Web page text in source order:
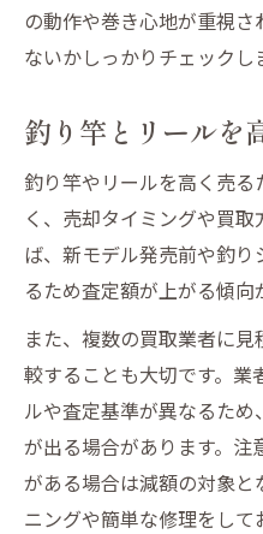
釣り具買取査定
出張や宅配買取を活
リールや釣り竿
釣り具買取業者
釣り具大量処分
宅配買取で釣り
釣り具を高値で手放
リール釣り竿の
れ
釣り具買取査定
釣り具買取で高
リール買取で納
の動作や巻き心地が重視
ないかしっかりチェックし
釣り竿とリールを
釣り竿やリールを高く売
く、売却タイミングや買
ば、新モデル発売前や釣
るため査定額が上がる傾向
また、複数の買取業者に
較することも大切です。業
ルや査定基準が異なるた
が出る場合があります。注
がある場合は減額の対象
ニングや簡単な修理をして